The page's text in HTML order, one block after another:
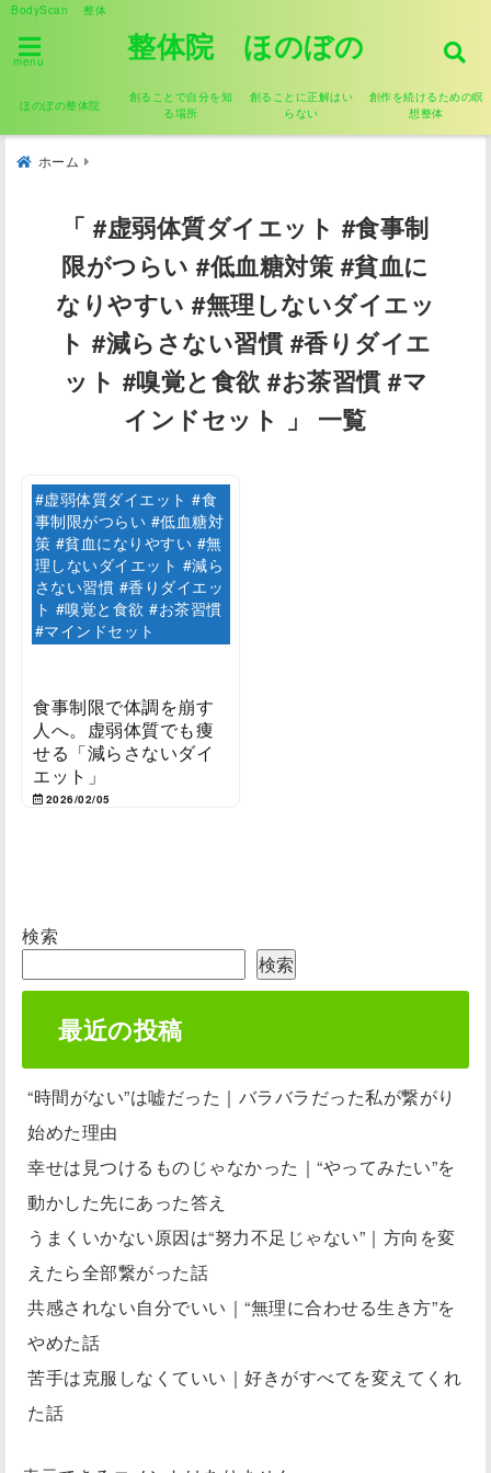
BodyScan 整体
menu 整体院 ほのぼの
ほのぼの整体院
創ることで自分を知
る場所
創ることに正解はい
らない
創作を続けるための瞑
想整体
ホーム
「 #虚弱体質ダイエット #食事制
限がつらい #低血糖対策 #貧血に
なりやすい #無理しないダイエッ
ト #減らさない習慣 #香りダイエ
ット #嗅覚と食欲 #お茶習慣 #マ
インドセット 」 一覧
#虚弱体質ダイエット #食
事制限がつらい #低血糖対
策 #貧血になりやすい #無
理しないダイエット #減ら
さない習慣 #香りダイエッ
ト #嗅覚と食欲 #お茶習慣
#マインドセット
食事制限で体調を崩す
人へ。虚弱体質でも痩
せる「減らさないダイ
エット」
2026/02/05
検索
検索
最近の投稿
“時間がない”は嘘だった｜バラバラだった私が繋がり
始めた理由
幸せは見つけるものじゃなかった｜“やってみたい”を
動かした先にあった答え
うまくいかない原因は“努力不足じゃない”｜方向を変
えたら全部繋がった話
共感されない自分でいい｜“無理に合わせる生き方”を
やめた話
苦手は克服しなくていい｜好きがすべてを変えてくれ
た話